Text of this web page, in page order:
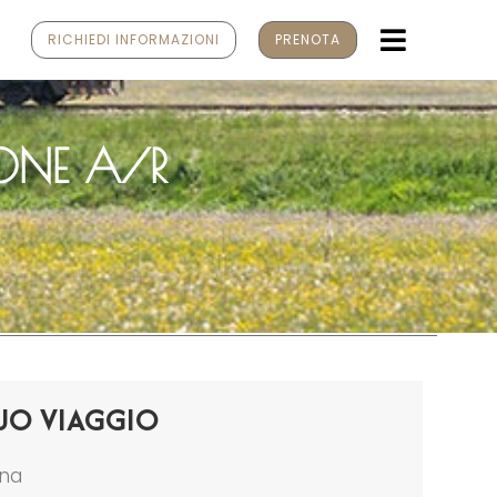
RICHIEDI INFORMAZIONI PRENOTA
A/R
VIAGGIO